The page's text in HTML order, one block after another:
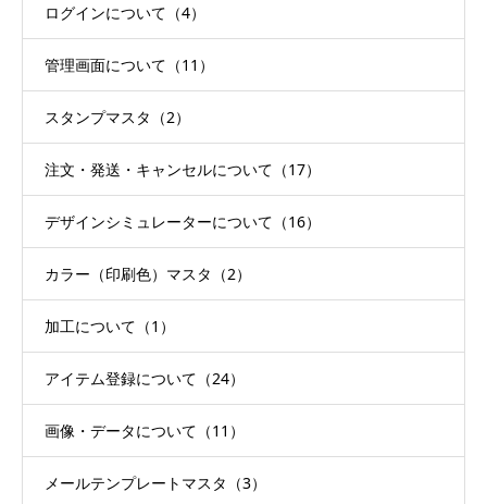
ログインについて（4）
管理画面について（11）
スタンプマスタ（2）
注文・発送・キャンセルについて（17）
デザインシミュレーターについて（16）
カラー（印刷色）マスタ（2）
加工について（1）
アイテム登録について（24）
画像・データについて（11）
メールテンプレートマスタ（3）